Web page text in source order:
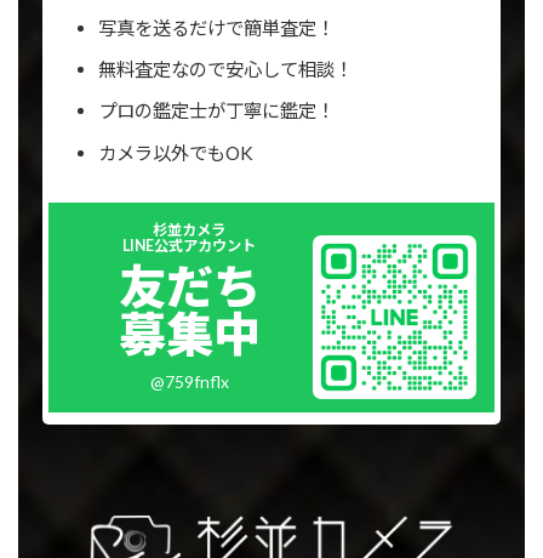
写真を送るだけで簡単査定！
無料査定なので安心して相談！
プロの鑑定士が丁寧に鑑定！
カメラ以外でもOK
杉並カメラ
LINE公式アカウント
友だち
募集中
@759fnflx